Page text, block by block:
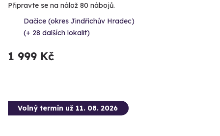
Připravte se na nálož 80 nábojů.
Dačice (okres Jindřichův Hradec)
(+ 28 dalších lokalit)
1 999 Kč
Volný termín už 11. 08. 2026